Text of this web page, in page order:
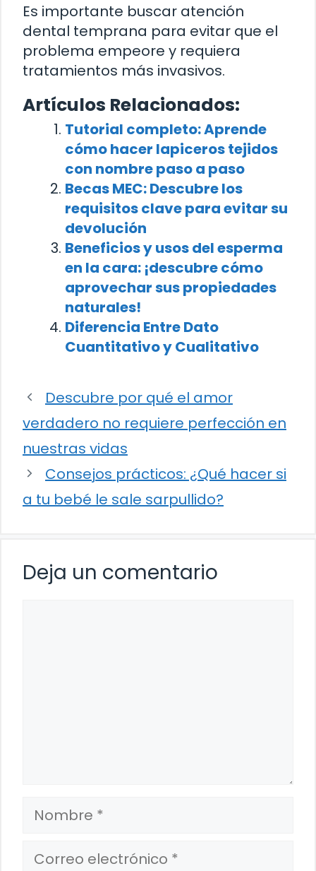
Es importante buscar atención
dental temprana para evitar que el
problema empeore y requiera
tratamientos más invasivos.
Artículos Relacionados:
Tutorial completo: Aprende
cómo hacer lapiceros tejidos
con nombre paso a paso
Becas MEC: Descubre los
requisitos clave para evitar su
devolución
Beneficios y usos del esperma
en la cara: ¡descubre cómo
aprovechar sus propiedades
naturales!
Diferencia Entre Dato
Cuantitativo y Cualitativo
Descubre por qué el amor
verdadero no requiere perfección en
nuestras vidas
Consejos prácticos: ¿Qué hacer si
a tu bebé le sale sarpullido?
Deja un comentario
Nombre
Correo